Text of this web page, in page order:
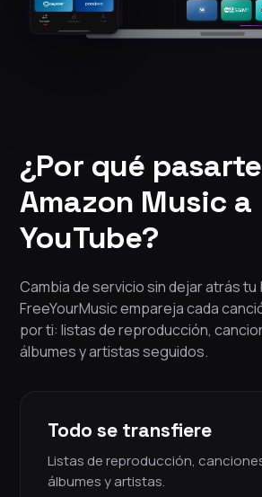
¿Por qué
Amazon Music a
YouTube?
Cambia de servicio sin dejar atrás
FreeYourMusic empareja cada
por ti: listas de reproducción,
álbumes y artistas seguidos.
Todo se transfiere
Listas de reproducción,
álbumes y artistas.